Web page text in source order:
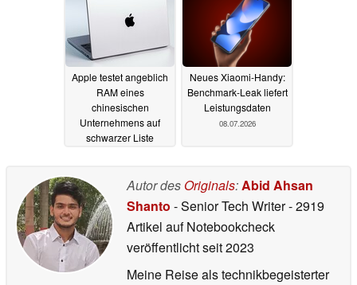
Apple testet angeblich
RAM eines
chinesischen
Unternehmens auf
schwarzer Liste
Neues Xiaomi-Handy:
Benchmark-Leak liefert
Leistungsdaten
08.07.2026
Autor des Originals:Abid Ahsan
Shanto - Senior Tech Writer- 2919
Artikel auf Notebookcheck
veröffentlichtseit 2023
Meine Reise als technikbegeisterter